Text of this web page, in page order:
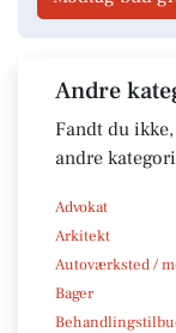
Andre
Fandt du
andre
Advokat
Arkitekt
Autoværksted /
Bager